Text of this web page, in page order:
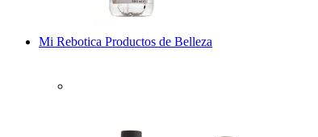
Mi Rebotica Productos de Belleza